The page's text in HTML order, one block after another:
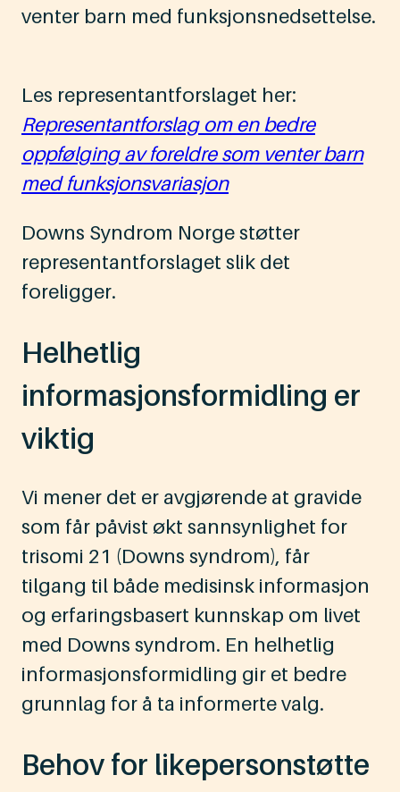
venter barn med funksjonsnedsettelse.
Les representantforslaget her:
Representantforslag om en bedre
oppfølging av foreldre som venter barn
med funksjonsvariasjon
Downs Syndrom Norge støtter
representantforslaget slik det
foreligger.
Helhetlig
informasjonsformidling er
viktig
Vi mener det er avgjørende at gravide
som får påvist økt sannsynlighet for
trisomi 21 (Downs syndrom), får
tilgang til både medisinsk informasjon
og erfaringsbasert kunnskap om livet
med Downs syndrom. En helhetlig
informasjonsformidling gir et bedre
grunnlag for å ta informerte valg.
Behov for likepersonstøtte